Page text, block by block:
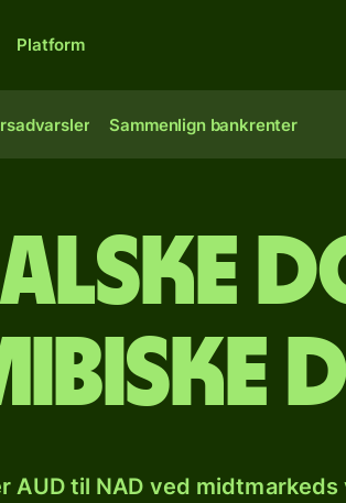
Platform
Sammenlign bankrenter
AUD til NAD ved